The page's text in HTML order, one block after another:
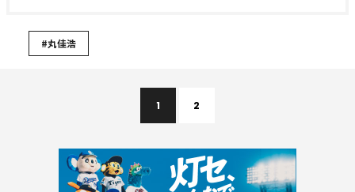
#丸佳浩
1 2